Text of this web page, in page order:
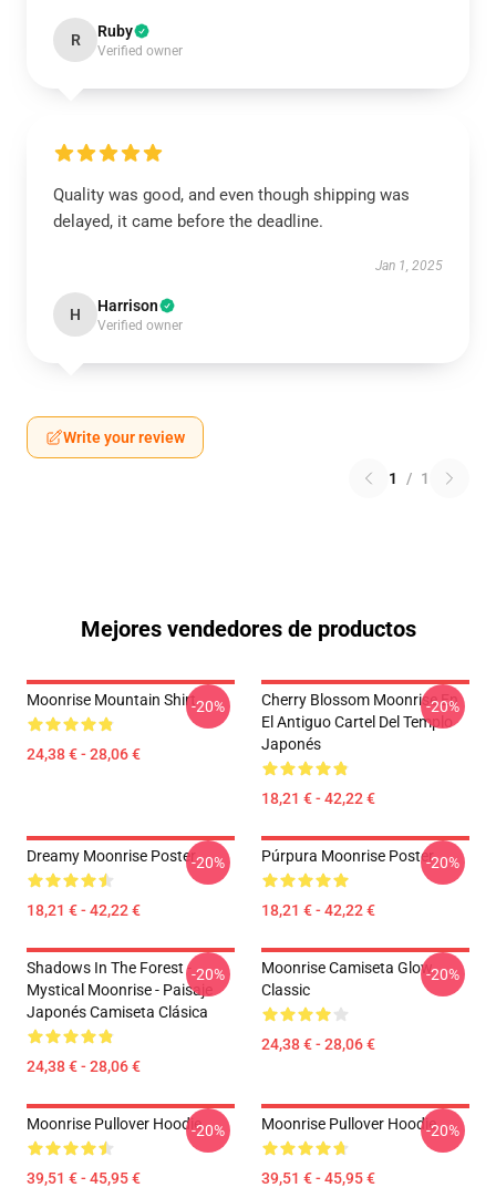
R Ruby
Verified owner
Quality was good, and even though shipping was
delayed, it came before the deadline.
Jan 1, 2025
H Harrison
Verified owner
Write your review
1 / 1
Mejores vendedores de productos
Moonrise Mountain Shirt
24,38 € - 28,06 €
-20%
Cherry Blossom Moonrise En
El Antiguo Cartel Del Templo
Japonés
18,21 € - 42,22 €
-20%
Dreamy Moonrise Poster
18,21 € - 42,22 €
-20% Púrpura Moonrise Poster
18,21 € - 42,22 €
-20%
Shadows In The Forest -
Mystical Moonrise - Paisaje
Japonés Camiseta Clásica
24,38 € - 28,06 €
-20%
Moonrise Camiseta Glow
Classic
24,38 € - 28,06 €
-20%
Moonrise Pullover Hoodie
39,51 € - 45,95 €
-20% Moonrise Pullover Hoodie
39,51 € - 45,95 €
-20%